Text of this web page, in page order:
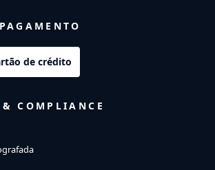
de crédito
COMPLIANCE